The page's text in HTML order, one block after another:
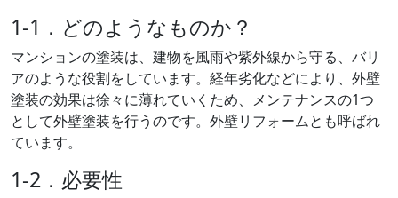
1-1．どのようなものか？
マンションの塗装は、建物を風雨や紫外線から守る、バリ
アのような役割をしています。経年劣化などにより、外壁
塗装の効果は徐々に薄れていくため、メンテナンスの1つ
として外壁塗装を行うのです。外壁リフォームとも呼ばれ
ています。
1-2．必要性